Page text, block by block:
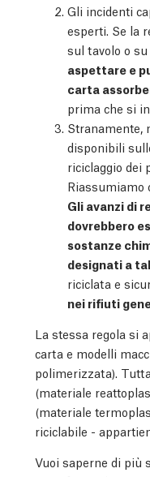
Gli incidenti
esperti. Se la
sul tavolo o su
aspettare e
carta
prima che si
Stranamente,
disponibili
riciclaggio dei
Riassumiamo
Gli avanzi di
dovrebbero
sostanze
designati a
riciclata e
nei rifiuti
La stessa regola si
carta e modelli
polimerizzata).
(materiale
(materiale
riciclabile -
Vuoi saperne di più